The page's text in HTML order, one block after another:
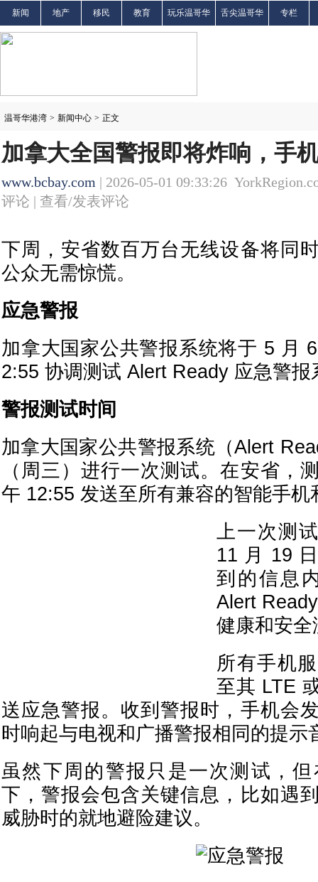
新闻 地产 移民 教育 玩乐温哥华 舌尖温哥华 专栏
温哥华港湾 > 新闻中心 > 正文
加拿大全国警报即将炸响，手
www.bcbay.com | 2026-05-01 09:33:26
评论 | 查看/发表评论
下周，安省数百万台无线设备将同
公众无需惊慌。
应急警报
加拿大国家公共警报系统将于 5 月
2:55 协调测试 Alert Ready 应急警报
警报测试时间
加拿大国家公共警报系统（Alert
（周三）进行一次测试。在安省，
午 12:55 发送至所有兼容的智能手机
上一次测
11 月 19
到的信息
Alert
健康和安全
所有手机
至其 LTE
送应急警报。收到警报时，手机会
时响起与电视和广播警报相同的提示
虽然下周的警报只是一次测试，
下，警报会包含关键信息，比如遇
威胁时的就地避险建议。